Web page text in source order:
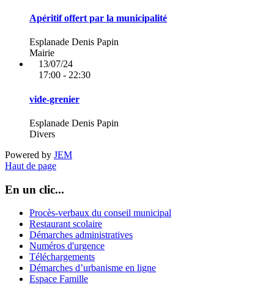
Apéritif offert par la municipalité
Esplanade Denis Papin
Mairie
13/07/24
17:00 - 22:30
vide-grenier
Esplanade Denis Papin
Divers
Powered by JEM
Haut de page
En un clic...
Procès-verbaux du conseil municipal
Restaurant scolaire
Démarches administratives
Numéros d'urgence
Téléchargements
Démarches d’urbanisme en ligne
Espace Famille